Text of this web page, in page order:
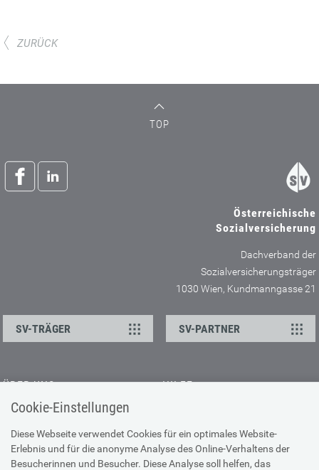
Cookie-Einstellungen
Diese Webseite verwendet Cookies für ein optimales Website-
Erlebnis und für die anonyme Analyse des Online-Verhaltens der
Besucherinnen und Besucher. Diese Analyse soll helfen, das
ZURÜCK
TOP
Österreichische
Sozialversicherung
Dachverband der
Sozialversicherungsträger
1030 Wien, Kundmanngasse 21
SV-TRÄGER SV-PARTNER
ÜBER UNS
Kontakt
Offene Stellen
Presse
HILFE
Browser-Info & Sicherheit
Hilfe zur Suche